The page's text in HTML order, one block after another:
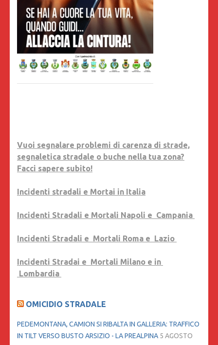
Vuoi segnalare problemi di carenza di strade,
segnaletica stradale o buche nella tua zona?
Facci sapere subito!
Incidenti stradali e Mortai in Italia
Incidenti Stradali e Mortali Napoli e Campania
Incidenti Stradali e Mortali Roma e Lazio
Incidenti Stradai e Mortali Milano e in
Lombardia
OMICIDIO STRADALE
PEDEMONTANA, CAMION SI RIBALTA IN GALLERIA: TRAFFICO
IN TILT VERSO BUSTO ARSIZIO - LA PREALPINA 5 AGOSTO